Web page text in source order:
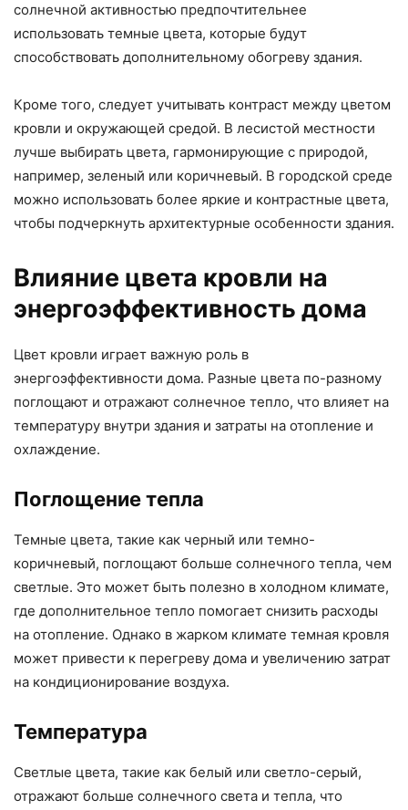
солнечной активностью предпочтительнее
использовать темные цвета, которые будут
способствовать дополнительному обогреву здания.
Кроме того, следует учитывать контраст между цветом
кровли и окружающей средой. В лесистой местности
лучше выбирать цвета, гармонирующие с природой,
например, зеленый или коричневый. В городской среде
можно использовать более яркие и контрастные цвета,
чтобы подчеркнуть архитектурные особенности здания.
Влияние цвета кровли на
энергоэффективность дома
Цвет кровли играет важную роль в
энергоэффективности дома. Разные цвета по-разному
поглощают и отражают солнечное тепло, что влияет на
температуру внутри здания и затраты на отопление и
охлаждение.
Поглощение тепла
Темные цвета, такие как черный или темно-
коричневый, поглощают больше солнечного тепла, чем
светлые. Это может быть полезно в холодном климате,
где дополнительное тепло помогает снизить расходы
на отопление. Однако в жарком климате темная кровля
может привести к перегреву дома и увеличению затрат
на кондиционирование воздуха.
Температура
Светлые цвета, такие как белый или светло-серый,
отражают больше солнечного света и тепла, что